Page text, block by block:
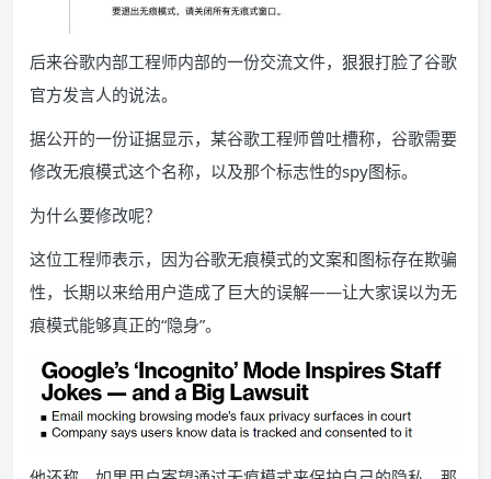
后来谷歌内部工程师内部的一份交流文件，狠狠打脸了谷歌
官方发言人的说法。
据公开的一份证据显示，某谷歌工程师曾吐槽称，谷歌需要
修改无痕模式这个名称，以及那个标志性的spy图标。
为什么要修改呢？
这位工程师表示，因为谷歌无痕模式的文案和图标存在欺骗
性，长期以来给用户造成了巨大的误解——让大家误以为无
痕模式能够真正的“隐身”。